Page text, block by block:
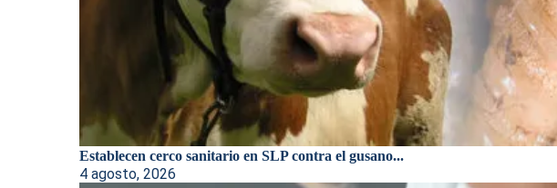
Establecen cerco sanitario en SLP contra el gusano...
4 agosto, 2026